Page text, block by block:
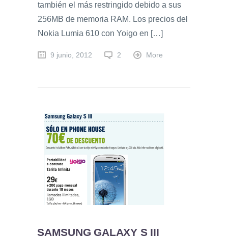
también el más restringido debido a sus
256MB de memoria RAM. Los precios del
Nokia Lumia 610 con Yoigo en […]
9 junio, 2012 2 More
SAMSUNG GALAXY S III